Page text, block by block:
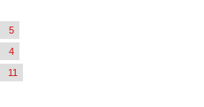
5
4
11